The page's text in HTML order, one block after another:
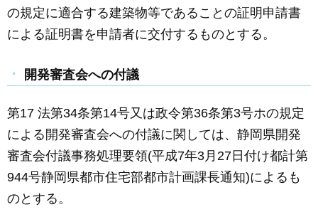
の規定に適合する建築物等であることの証明申請書
による証明書を申請者に交付するものとする。
開発審査会への付議
第17 法第34条第14号又は政令第36条第3号ホの規定
による開発審査会への付議に関しては、静岡県開発
審査会付議事務処理要領(平成7年3月27日付け都計第
944号静岡県都市住宅部都市計画課長通知)によるも
のとする。